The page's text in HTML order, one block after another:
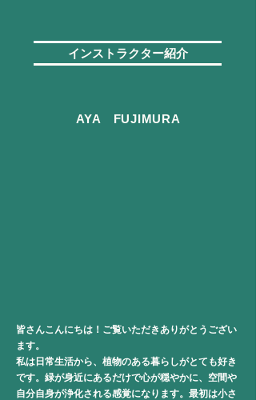
インストラクター紹介
AYA FUJIMURA
皆さんこんにちは！ご覧いただきありがとうござい
ます。
私は日常生活から、植物のある暮らしがとても好き
です。緑が身近にあるだけで心が穏やかに、空間や
自分自身が浄化される感覚になります。最初は小さ